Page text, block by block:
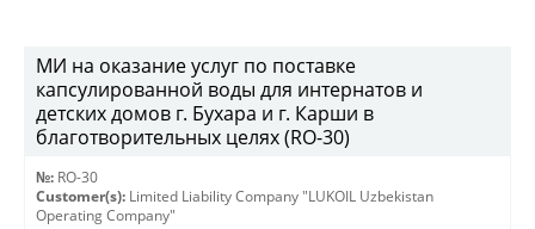
МИ на оказание услуг по поставке
капсулированной воды для интернатов и
детских домов г. Бухара и г. Карши в
благотворительных целях (RO-30)
№: RO-30
Customer(s): Limited Liability Company "LUKOIL Uzbekistan
Operating Company"